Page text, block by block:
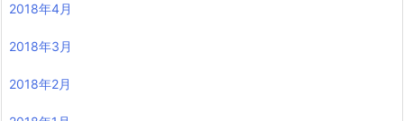
2018年4月
2018年3月
2018年2月